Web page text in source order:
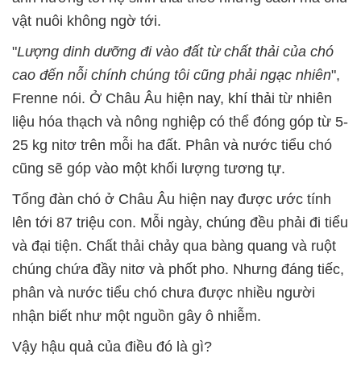
vật nuôi không ngờ tới.
"Lượng dinh dưỡng đi vào đất từ chất thải của chó
cao đến nỗi chính chúng tôi cũng phải ngạc nhiên",
Frenne nói. Ở Châu Âu hiện nay, khí thải từ nhiên
liệu hóa thạch và nông nghiệp có thể đóng góp từ 5-
25 kg nitơ trên mỗi ha đất. Phân và nước tiểu chó
cũng sẽ góp vào một khối lượng tương tự.
Tổng đàn chó ở Châu Âu hiện nay được ước tính
lên tới 87 triệu con. Mỗi ngày, chúng đều phải đi tiểu
và đại tiện. Chất thải chảy qua bàng quang và ruột
chúng chứa đầy nitơ và phốt pho. Nhưng đáng tiếc,
phân và nước tiểu chó chưa được nhiều người
nhận biết như một nguồn gây ô nhiễm.
Vậy hậu quả của điều đó là gì?